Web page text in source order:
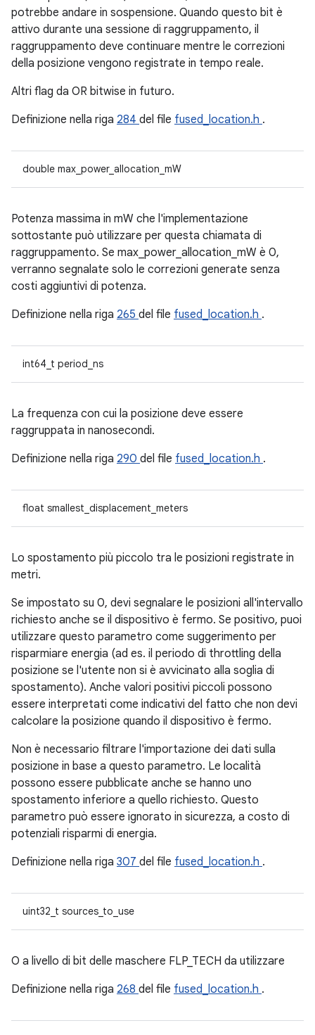
potrebbe andare in sospensione. Quando questo bit è
attivo durante una sessione di raggruppamento, il
raggruppamento deve continuare mentre le correzioni
della posizione vengono registrate in tempo reale.
Altri flag da OR bitwise in futuro.
Definizione nella riga 284 del file fused_location.h .
double max_power_allocation_mW
Potenza massima in mW che l'implementazione
sottostante può utilizzare per questa chiamata di
raggruppamento. Se max_power_allocation_mW è 0,
verranno segnalate solo le correzioni generate senza
costi aggiuntivi di potenza.
Definizione nella riga 265 del file fused_location.h .
int64_t period_ns
La frequenza con cui la posizione deve essere
raggruppata in nanosecondi.
Definizione nella riga 290 del file fused_location.h .
float smallest_displacement_meters
Lo spostamento più piccolo tra le posizioni registrate in
metri.
Se impostato su 0, devi segnalare le posizioni all'intervallo
richiesto anche se il dispositivo è fermo. Se positivo, puoi
utilizzare questo parametro come suggerimento per
risparmiare energia (ad es. il periodo di throttling della
posizione se l'utente non si è avvicinato alla soglia di
spostamento). Anche valori positivi piccoli possono
essere interpretati come indicativi del fatto che non devi
calcolare la posizione quando il dispositivo è fermo.
Non è necessario filtrare l'importazione dei dati sulla
posizione in base a questo parametro. Le località
possono essere pubblicate anche se hanno uno
spostamento inferiore a quello richiesto. Questo
parametro può essere ignorato in sicurezza, a costo di
potenziali risparmi di energia.
Definizione nella riga 307 del file fused_location.h .
uint32_t sources_to_use
O a livello di bit delle maschere FLP_TECH da utilizzare
Definizione nella riga 268 del file fused_location.h .